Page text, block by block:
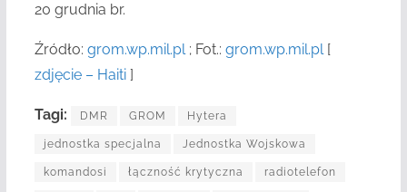
20 grudnia br.
Źródło: grom.wp.mil.pl; Fot.: grom.wp.mil.pl[
zdjęcie – Haiti]
Tagi: DMR GROM Hytera
jednostka specjalna Jednostka Wojskowa
komandosi łączność krytyczna radiotelefon